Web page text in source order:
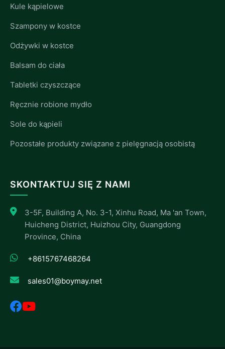
Kule kąpielowe
Szampony w kostce
Odżywki w kostce
Balsam do ciała
Tabletki czyszczące
Ręcznie robione mydło
Sole do kąpieli
Pozostałe produkty związane z pielęgnacją osobistą
SKONTAKTUJ SIĘ Z NAMI
3-5F, Building A, No. 3-1, Xinhu Road, Ma 'an Town,
Huicheng District, Huizhou City, Guangdong
Province, China
+8615767468264
sales01@boymay.net